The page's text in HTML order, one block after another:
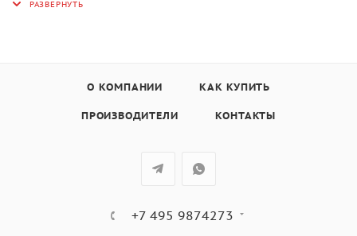
• Три съёмных стекла дверцы
• Электронный дисплей
• Металлическая ручка дверцы
О КОМПАНИИ КАК КУПИТЬ
ПРОИЗВОДИТЕЛИ КОНТАКТЫ
+7 495 9874273